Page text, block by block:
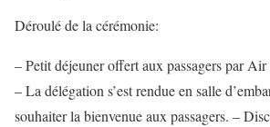
Déroulé de la cérémonie:
– Petit déjeuner offert aux passagers par Air
– La délégation s’est rendue en salle
souhaiter la bienvenue aux passagers. –